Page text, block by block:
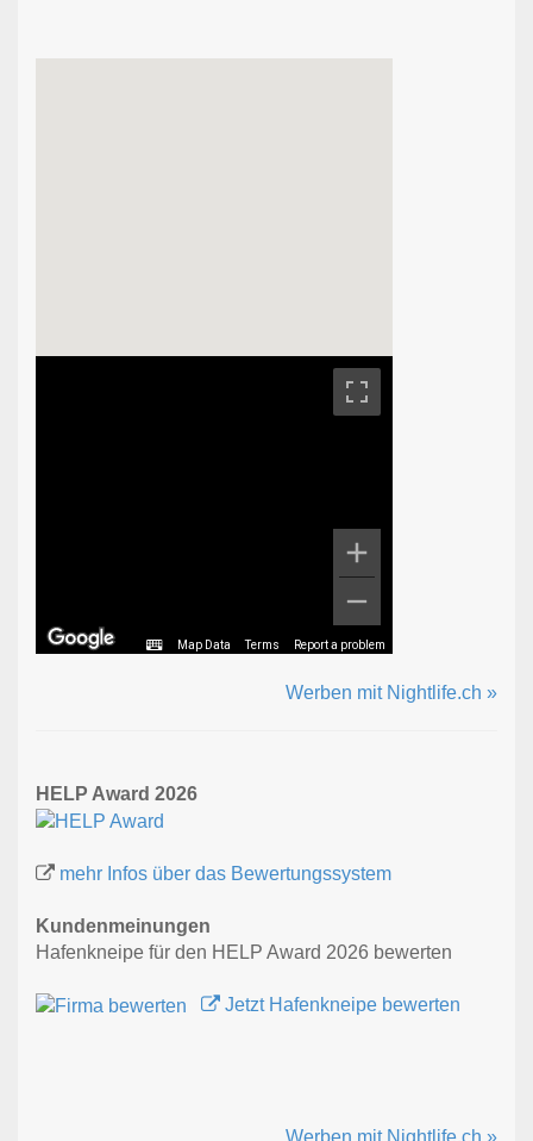
Map Data Terms Report a problem
Werben mit Nightlife.ch »
HELP Award 2026
mehr Infos über das Bewertungssystem
Kundenmeinungen
Hafenkneipe für den HELP Award 2026 bewerten
Jetzt Hafenkneipe bewerten
Werben mit Nightlife.ch »